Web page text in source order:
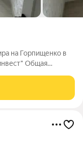
на Горпищенко в
Общая
на